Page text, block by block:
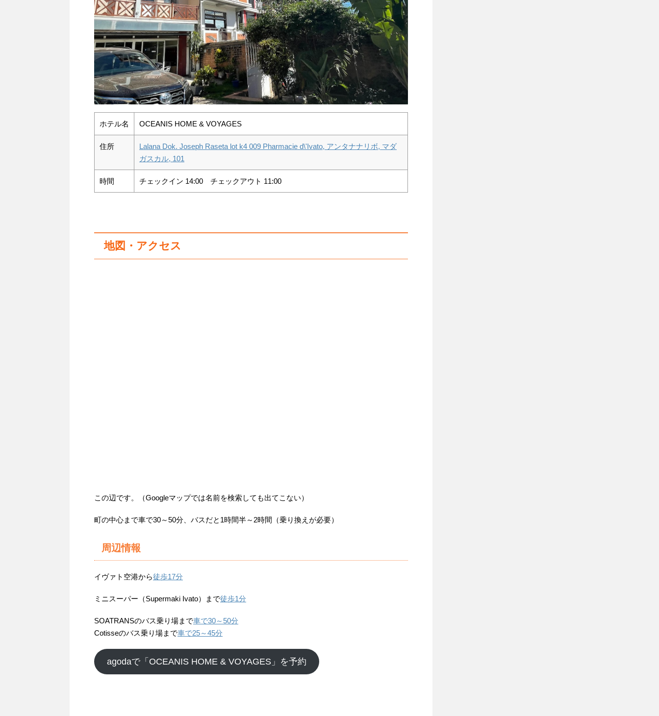
ホテル名 OCEANIS HOME & VOYAGES
住所
Lalana Dok. Joseph Raseta lot k4 009 Pharmacie d\'Ivato, アンタナナリボ, マダ
ガスカル, 101
時間 チェックイン 14:00 チェックアウト 11:00
地図・アクセス
この辺です。（Googleマップでは名前を検索しても出てこない）
町の中心まで車で30～50分、バスだと1時間半～2時間（乗り換えが必要）
周辺情報
イヴァト空港から徒歩17分
ミニスーパー（Supermaki Ivato）まで徒歩1分
SOATRANSのバス乗り場まで車で30～50分
Cotisseのバス乗り場まで車で25～45分
agodaで「OCEANIS HOME & VOYAGES」を予約